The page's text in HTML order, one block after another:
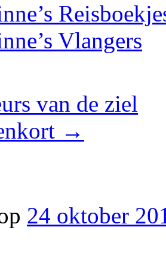
Vlangers
van de ziel
→
24 oktober